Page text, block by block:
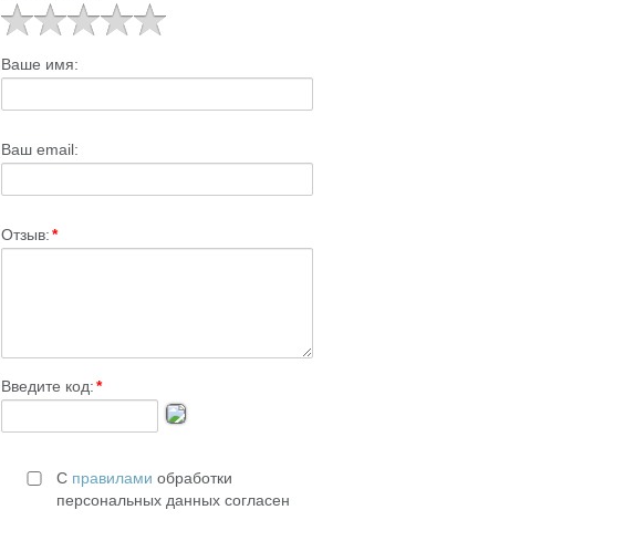
Ваше имя:
Ваш email:
Отзыв:*
Введите код:*
С правилами обработки
персональных данных согласен